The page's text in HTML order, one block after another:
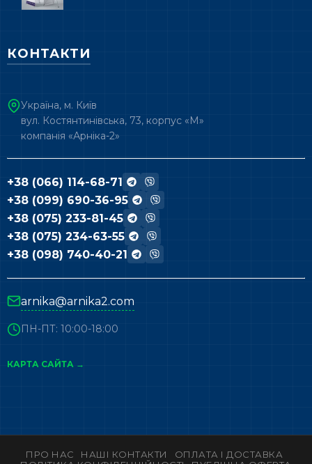
КОНТАКТИ
Україна, м. Київ
вул. Костянтинівська, 73, корпус «М»
компанія «Арніка-2»
+38 (066) 114-68-71
+38 (099) 690-36-95
+38 (075) 233-81-45
+38 (075) 234-63-55
+38 (098) 740-40-21
arnika@arnika2.com
ПН-ПТ: 10:00-18:00
КАРТА САЙТА →
ПРО НАС НАШІ КОНТАКТИ
ОПЛАТА І ДОСТАВКА